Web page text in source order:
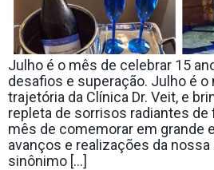
Julho é o mês de celebrar 15
desafios e superação. Julho é o
trajetória da Clínica Dr. Veit, e
repleta de sorrisos radiantes
mês de comemorar em grande
avanços e realizações da nossa
sinônimo […]